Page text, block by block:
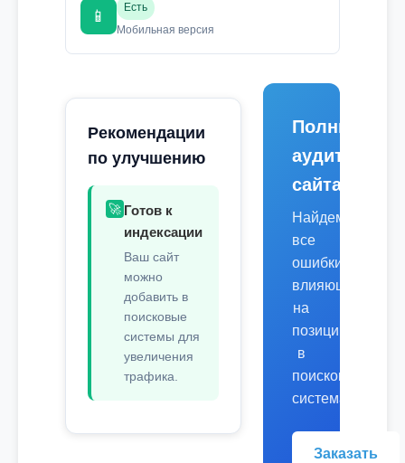
📱
Есть
Мобильная версия
Рекомендации
по улучшению
🚀 Готов к
индексации
Ваш сайт
можно
добавить в
поисковые
системы для
увеличения
трафика.
Полный
аудит
сайта
Найдем
все
ошибки,
влияющие
на
позиции
в
поисковых
системах.
Заказать